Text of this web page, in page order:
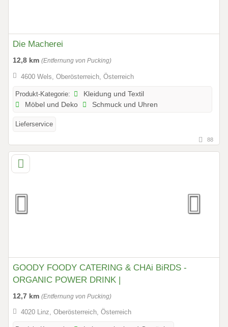
Die Macherei
12,8 km (Entfernung von Pucking)
4600 Wels, Oberösterreich, Österreich
Produkt-Kategorie:
Kleidung und Textil
Möbel und Deko
Schmuck und Uhren
Lieferservice
88
GOODY FOODY CATERING & CHAi BiRDS -
ORGANIC POWER DRINK |
12,7 km (Entfernung von Pucking)
4020 Linz, Oberösterreich, Österreich